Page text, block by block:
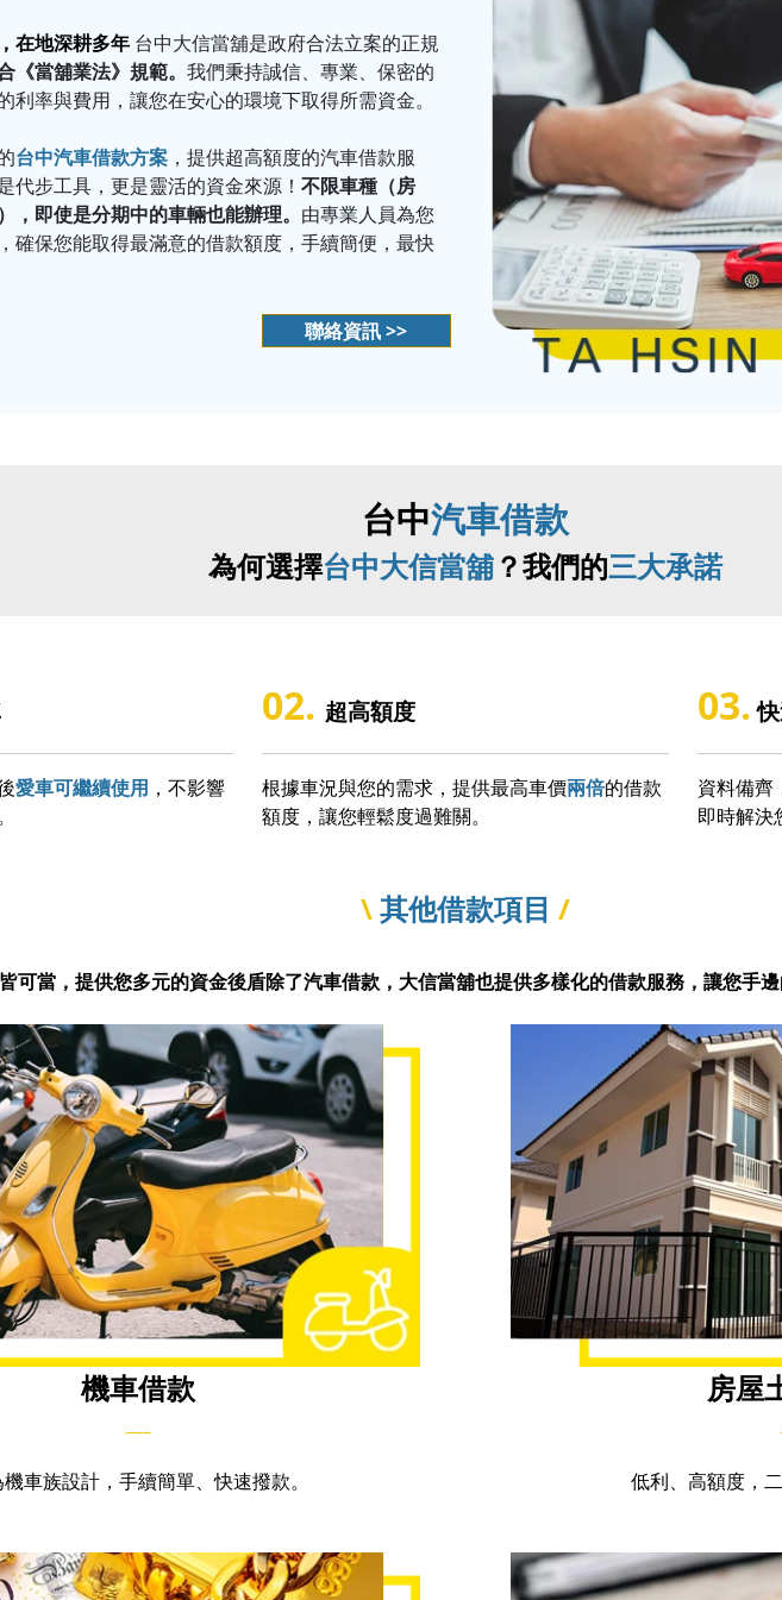
在地深耕多年 台中大信當舖是政府合法立案的正規
《當舖業法》規範。 我們秉持誠信、專業、保密的
利率與費用，讓您在安心的環境下取得所需資金。
台中汽車借款方案 ，提供超高額度的汽車借款服
代步工具，更是靈活的資金來源！ 不限車種（房
，即使是分期中的車輛也能辦理。 由專業人員為您
確保您能取得最滿意的借款額度，手續簡便，最快
聯絡資訊 >>
台中汽車借款
為何選擇台中大信當舖？我們的三大承諾
愛車可繼續使用 ，不影響
02. 超高額度
根據車況與您的需求，提供最高車價兩倍的借款
額度，讓您輕鬆度過難關。
03.
資料備齊
即時解決
\其他借款項目 /
可當，提供您多元的資金後盾除了汽車借款，大信當舖也提供多樣化的借款服務，讓您手邊
機車借款
車族設計，手續簡單、快速撥款。
房屋
低利、高額度，